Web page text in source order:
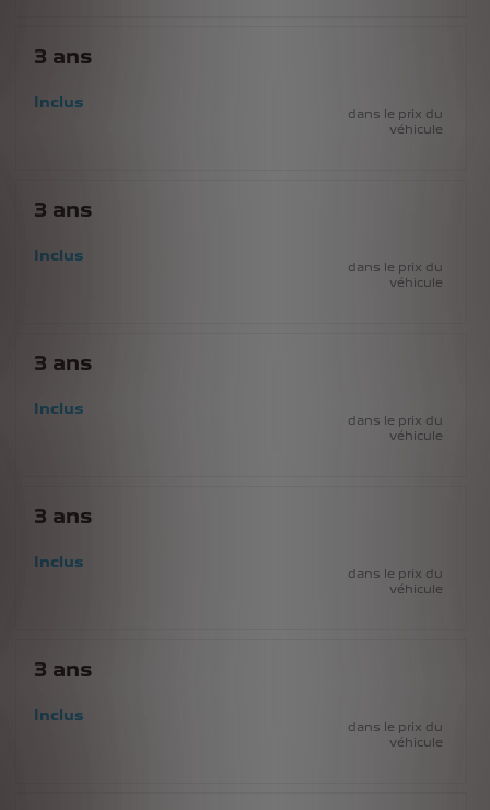
3 ans
Inclus
dans le prix du
véhicule
3 ans
Inclus
dans le prix du
véhicule
3 ans
Inclus
dans le prix du
véhicule
3 ans
Inclus
dans le prix du
véhicule
3 ans
Inclus
dans le prix du
véhicule